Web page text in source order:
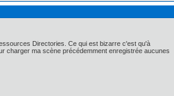
Directories. Ce qui est bizarre c'est qu'à
charger ma scène précédemment enregistrée aucunes